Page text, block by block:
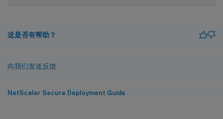
这是否有帮助？
向我们发送反馈
NetScaler Secure Deployment Guide